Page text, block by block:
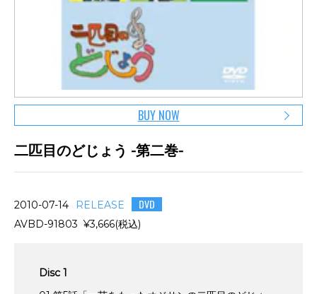
BUY NOW
二匹目のどじょう -第二巻-
2010-07-14 RELEASE DVD
AVBD-91803 ¥3,666(税込)
Disc 1